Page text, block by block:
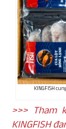
KINGFISH
>>> Tham
KINGFISH